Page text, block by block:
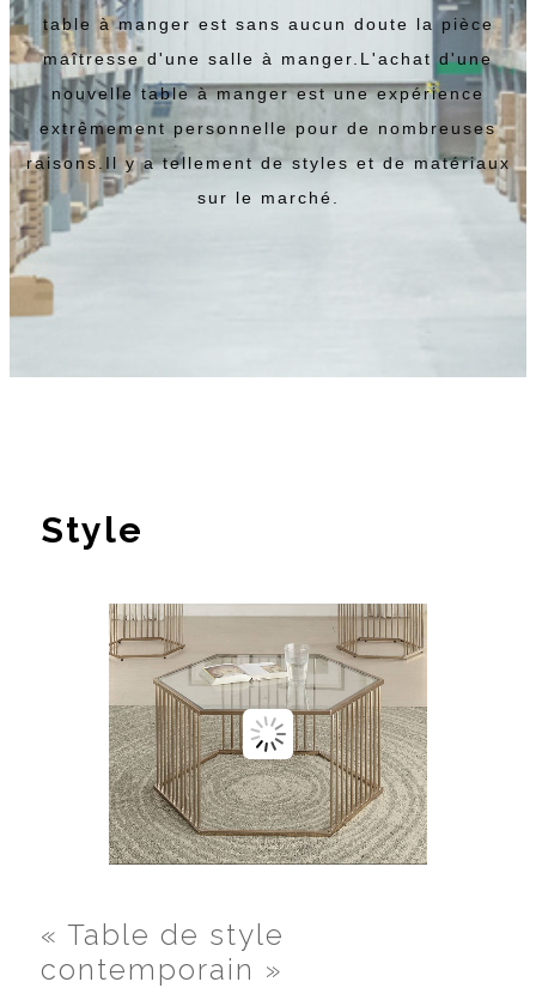
table à manger est sans aucun doute la pièce
maîtresse d'une salle à manger.L'achat d'une
nouvelle table à manger est une expérience
extrêmement personnelle pour de nombreuses
raisons.Il y a tellement de styles et de matériaux
sur le marché.
Style
« Table de style
contemporain »